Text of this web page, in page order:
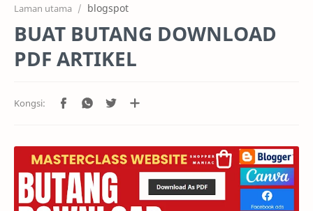
Laman utama blogspot
BUAT BUTANG DOWNLOAD
PDF ARTIKEL